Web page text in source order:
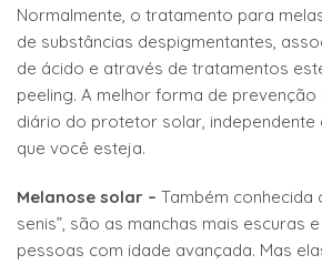
Normalmente, o tratamento para
de substâncias despigmentantes,
de ácido e através de tratamentos
peeling. A melhor forma de
diário do protetor solar, independente
que você esteja.
Melanose solar – Também conhecida
senis”, são as manchas mais escuras
pessoas com idade avançada. Mas